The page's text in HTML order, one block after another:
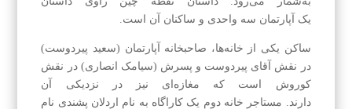
یک آپارتمان سه واحدی و ساکنان آن است.
ساکن یکی از خانه‌ها، صاحبخانه آپارتمان (سعید پیردوست)
در نقش آقای پیردوست و پسرش (سیامک انصاری) در نقش
کوروش است که مغازه‌ای نیز در نزدیکی آن
دارند. مستاجر خانه دوم یک کاراگاه به نام اردلان پشندی نام